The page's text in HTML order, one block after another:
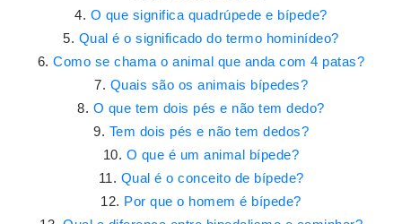
O que significa quadrúpede e bípede?
Qual é o significado do termo hominídeo?
Como se chama o animal que anda com 4 patas?
Quais são os animais bípedes?
O que tem dois pés e não tem dedo?
Tem dois pés e não tem dedos?
O que é um animal bípede?
Qual é o conceito de bípede?
Por que o homem é bípede?